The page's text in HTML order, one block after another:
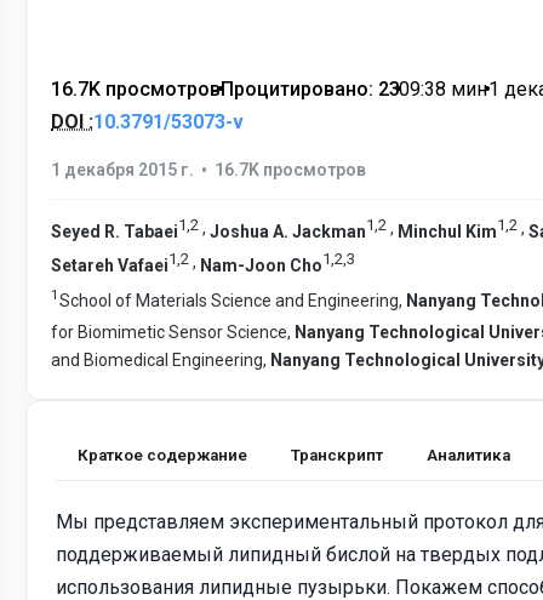
16.7K просмотров•Процитировано: 23•09:38 мин•1
DOI :10.3791/53073-v
1 декабря 2015 г. • 16.7K просмотров
Seyed R. Tabaei1,2 , Joshua A. Jackman1,2 , Minchul Kim1,2 ,
Setareh Vafaei1 2 , Nam-Joon Cho1 2 3
1 School of Materials Science and Engineering, Nanyang
for Biomimetic Sensor Science, Nanyang Technological
and Biomedical Engineering, Nanyang Technological
Краткое содержание Транскрипт Аналитика
Мы представляем экспериментальный протокол
поддерживаемый липидный бислой на твердых
использования липидные пузырьки. Покажем